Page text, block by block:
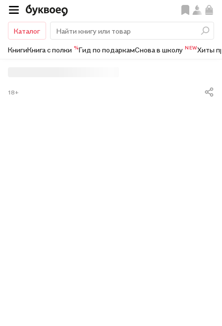
Каталог
КнигиКнига с полки %Гид по подаркамСнова в школу NEWХиты
18+